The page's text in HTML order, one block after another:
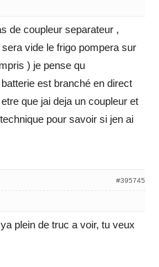
de coupleur separateur ,
vide le frigo pompera sur
) je pense qu
est branché en direct
que jai deja un coupleur et
pour savoir si jen ai
#395745
plein de truc a voir, tu veux